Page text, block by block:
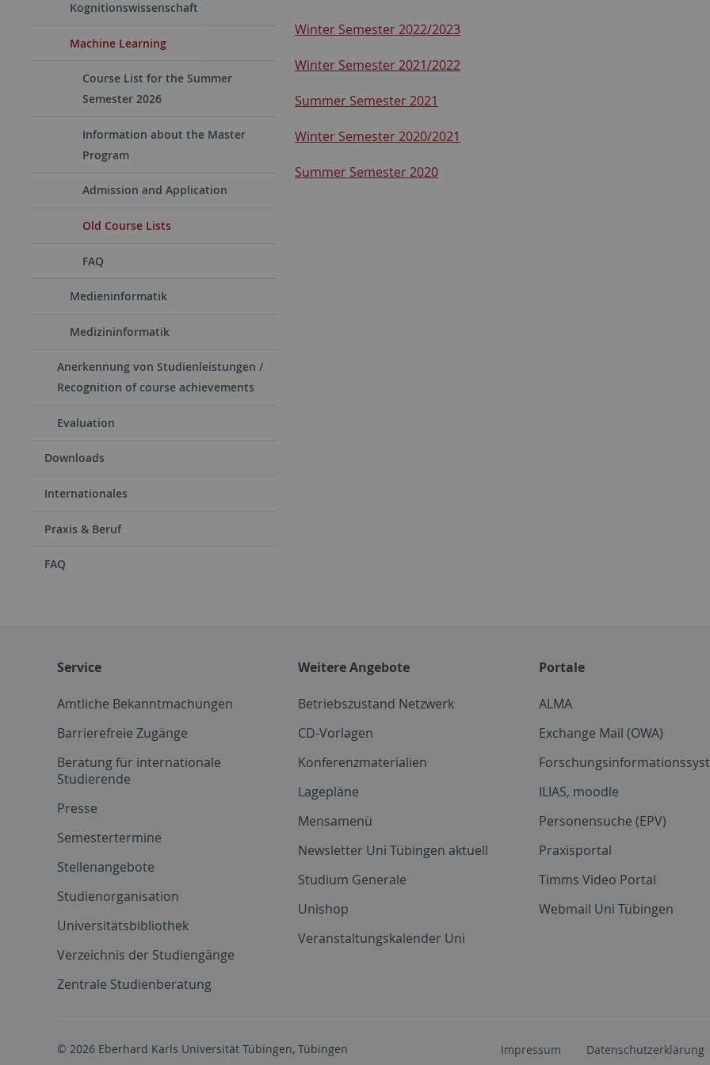
Kognitionswissenschaft
Machine Learning
Course List for the Summer
Semester 2026
Information about the Master
Program
Admission and Application
Old Course Lists
FAQ
Medieninformatik
Medizininformatik
Anerkennung von Studienleistungen /
Recognition of course achievements
Evaluation
Downloads
Internationales
Praxis & Beruf
FAQ
Winter Semester 2022/2023
Winter Semester 2021/2022
Summer Semester 2021
Winter Semester 2020/2021
Summer Semester 2020
Service
Amtliche Bekanntmachungen
Barrierefreie Zugänge
Beratung für internationale
Studierende
Presse
Semestertermine
Stellenangebote
Studienorganisation
Universitätsbibliothek
Verzeichnis der Studiengänge
Zentrale Studienberatung
Weitere Angebote
Betriebszustand Netzwerk
CD-Vorlagen
Konferenzmaterialien
Lagepläne
Mensamenü
Newsletter Uni Tübingen aktuell
Studium Generale
Unishop
Veranstaltungskalender Uni
Portale
ALMA
Exchange Mail (OWA)
ILIAS, moodle
Personensuche (EPV)
Praxisportal
Timms Video Portal
Webmail Uni Tübingen
© 2026 Eberhard Karls Universität Tübingen, Tübingen Impressum Datenschutzerklärung